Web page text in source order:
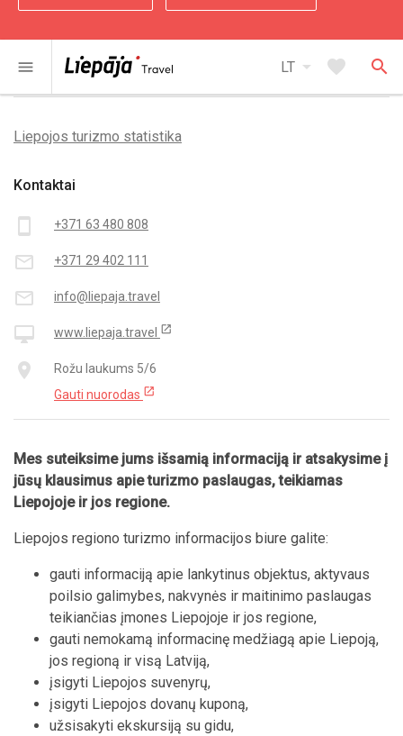
menu LT arrow_drop_down favorite search
Kontaktai
smartphone +371 63 480 808
mail_outline +371 29 402 111
mail_outline info@liepaja.travel
desktop_mac www.liepaja.travel open_in_new
place
Rožu laukums 5/6
Gauti nuorodas open_in_new
Mes suteiksime jums išsamią informaciją ir atsakysime į
jūsų klausimus apie turizmo paslaugas, teikiamas
Liepojoje ir jos regione.
Liepojos regiono turizmo informacijos biure galite:
gauti informaciją apie lankytinus objektus, aktyvaus
poilsio galimybes, nakvynės ir maitinimo paslaugas
teikiančias įmones Liepojoje ir jos regione,
gauti nemokamą informacinę medžiagą apie Liepoją,
jos regioną ir visą Latviją,
įsigyti Liepojos suvenyrų,
įsigyti Liepojos dovanų kuponą,
užsisakyti ekskursiją su gidu,
Liepojos turizmo statistika